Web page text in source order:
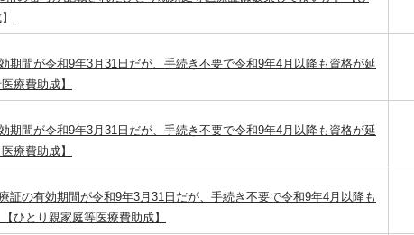
期間が令和9年3月31日だが、手続き不要で令和9年4月以降も資格が延
療費助成】
期間が令和9年3月31日だが、手続き不要で令和9年4月以降も資格が延
療費助成】
証の有効期間が令和9年3月31日だが、手続き不要で令和9年4月以降も
ひとり親家庭等医療費助成】